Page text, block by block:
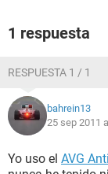
1 respuesta
RESPUESTA 1 / 1
bahrein13
25 sep 2011
Yo uso el AVG